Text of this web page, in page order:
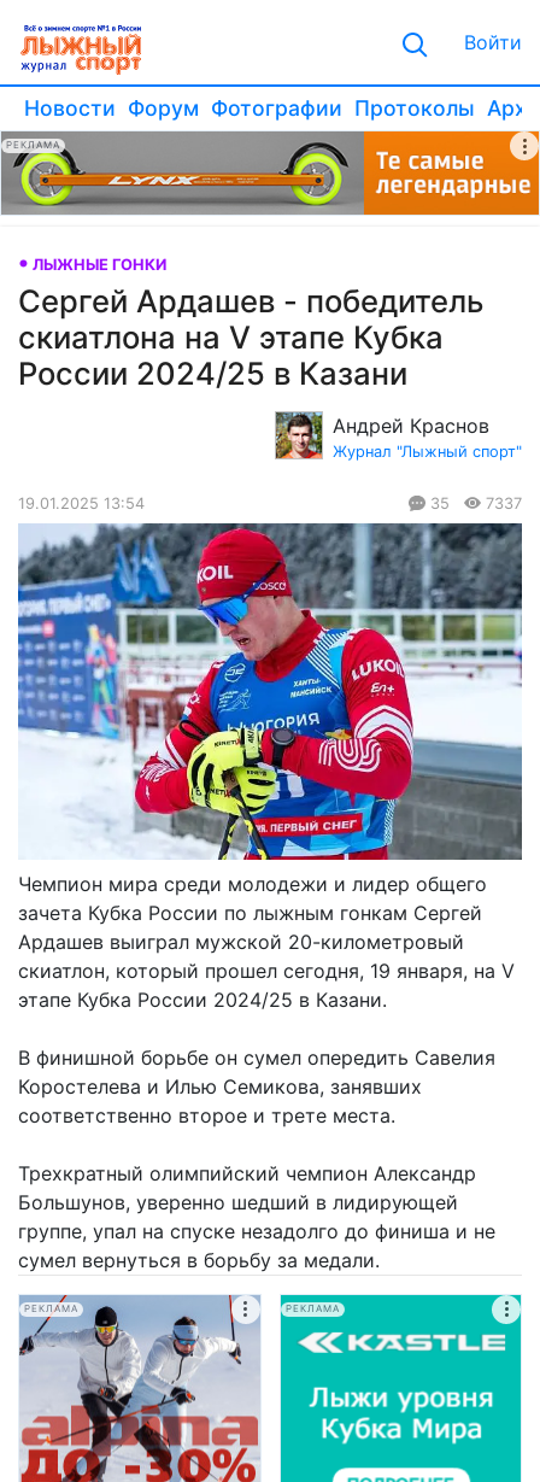
Войти
Новости Форум Фотографии Протоколы
РЕКЛАМА
ЛЫЖНЫЕ ГОНКИ
Сергей Ардашев - победитель
скиатлона на V этапе Кубка
России 2024/25 в Казани
Андрей Краснов
Журнал "Лыжный спорт"
19.01.2025 13:54 35 7337
Чемпион мира среди молодежи и лидер общего
зачета Кубка России по лыжным гонкам Сергей
Ардашев выиграл мужской 20-километровый
скиатлон, который прошел сегодня, 19 января, на V
этапе Кубка России 2024/25 в Казани.
В финишной борьбе он сумел опередить Савелия
Коростелева и Илью Семикова, занявших
соответственно второе и трете места.
Трехкратный олимпийский чемпион Александр
Большунов, уверенно шедший в лидирующей
группе, упал на спуске незадолго до финиша и не
сумел вернуться в борьбу за медали.
РЕКЛАМА РЕКЛАМА